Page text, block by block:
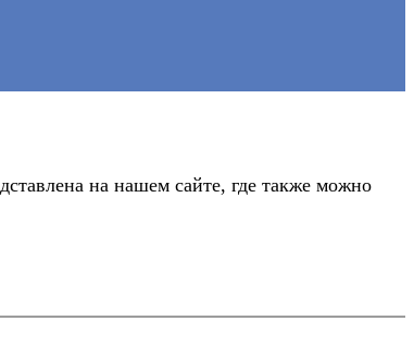
на нашем сайте, где также можно